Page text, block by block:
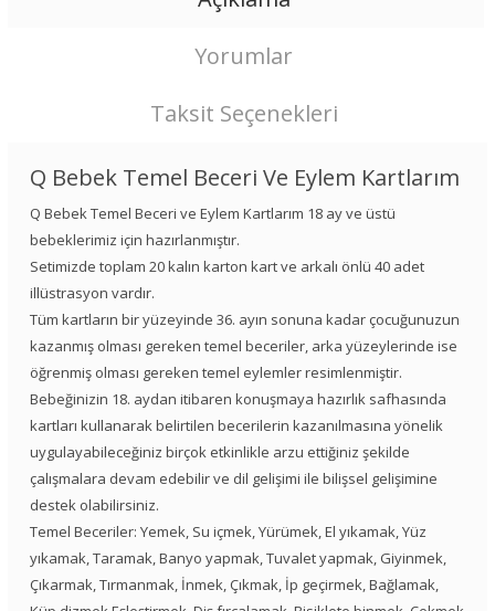
Yorumlar
Taksit Seçenekleri
Q Bebek Temel Beceri Ve Eylem Kartlarım
Q Bebek Temel Beceri ve Eylem Kartlarım 18 ay ve üstü
bebeklerimiz için hazırlanmıştır.
Setimizde toplam 20 kalın karton kart ve arkalı önlü 40 adet
illüstrasyon vardır.
Tüm kartların bir yüzeyinde 36. ayın sonuna kadar çocuğunuzun
kazanmış olması gereken temel beceriler, arka yüzeylerinde ise
öğrenmiş olması gereken temel eylemler resimlenmiştir.
Bebeğinizin 18. aydan itibaren konuşmaya hazırlık safhasında
kartları kullanarak belirtilen becerilerin kazanılmasına yönelik
uygulayabileceğiniz birçok etkinlikle arzu ettiğiniz şekilde
çalışmalara devam edebilir ve dil gelişimi ile bilişsel gelişimine
destek olabilirsiniz.
Temel Beceriler: Yemek, Su içmek, Yürümek, El yıkamak, Yüz
yıkamak, Taramak, Banyo yapmak, Tuvalet yapmak, Giyinmek,
Çıkarmak, Tırmanmak, İnmek, Çıkmak, İp geçirmek, Bağlamak,